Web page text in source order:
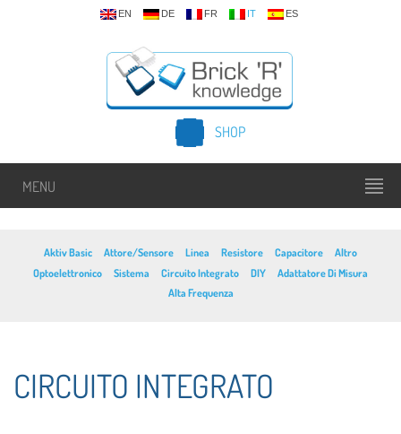
EN DE FR IT ES
SHOP
MENU
Aktiv Basic Attore/Sensore Linea Resistore Capacitore
Altro
Optoelettronico
Sistema Circuito Integrato DIY
Adattatore Di Misura
Alta Frequenza
CIRCUITO INTEGRATO